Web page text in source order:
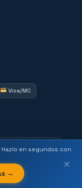
Visa/MC
de pagar
Hazlo en segundos con
→
✕